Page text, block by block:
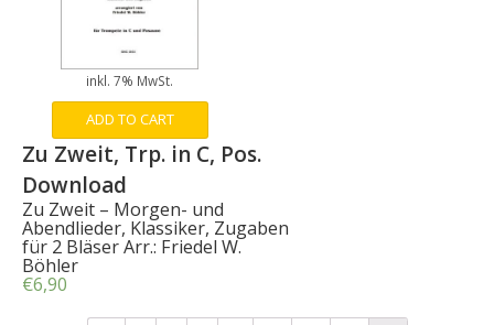
inkl. 7% MwSt.
ADD TO CART
Zu Zweit, Trp. in C, Pos.
Download
Zu Zweit – Morgen- und
Abendlieder, Klassiker, Zugaben
für 2 Bläser Arr.: Friedel W.
Böhler
€6,90